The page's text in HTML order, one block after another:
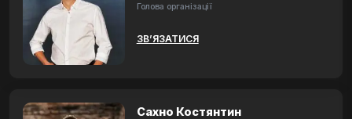
Голова організації
ЗВ’ЯЗАТИСЯ
Сахно Костянтин